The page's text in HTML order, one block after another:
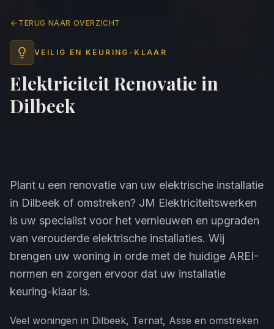
TERUG NAAR OVERZICHT
VEILIG EN KEURING-KLAAR
Elektriciteit Renovatie in
Dilbeek
Plant u een renovatie van uw elektrische installatie
in Dilbeek of omstreken? JM Elektriciteitswerken
is uw specialist voor het vernieuwen en upgraden
van verouderde elektrische installaties. Wij
brengen uw woning in orde met de huidige AREI-
normen en zorgen ervoor dat uw installatie
keuring-klaar is.
Veel woningen in Dilbeek, Ternat, Asse en omstreken